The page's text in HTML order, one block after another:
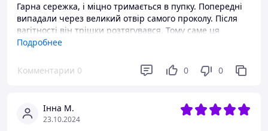
Гарна сережка, і міцно тримається в пупку. Попередні
випадали через великий отвір самого проколу. Після
вагітності він трішки розтягувався. Тому саме ця
сережка мені підійшла. Дякую
Міцна застібка і гарна!
Нема
Подробнее
Комментарии 0 0 0
Інна М.
23.10.2024